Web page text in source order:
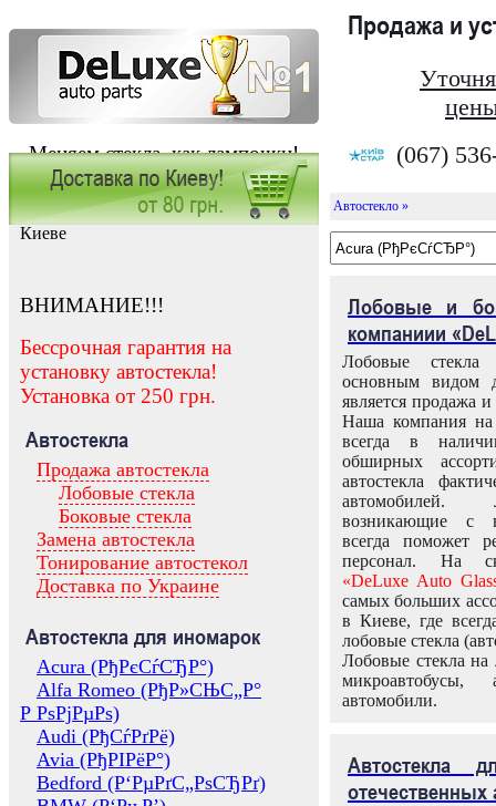
Меняем стекла, как лампочки!
Продажа и
(067)
Заказать установку автостекла в
Киеве
ВНИМАНИЕ!!!
Бессрочная гарантия на
установку автостекла!
Установка от 250 грн.
Автостекла
Продажа автостекла
Лобовые стекла
Боковые стекла
Замена автостекла
Тонирование автостекол
Доставка по Украине
Автостекла для иномарок
Acura (РђРєСѓСЂР°)
Alfa Romeo (РђР»СЊС„Р°
Р РѕРјРµРѕ)
Audi (РђСѓРґРё)
Avia (РђРІРёР°)
Bedford (Р‘РµРґС„РѕСЂРґ)
Автостекло »
Лобовые и
компаниии
Лобовые
основным видом
является продажа и
Наша компания на
всегда в
обширных
автостекла
возникающие с
всегда поможет
персонал. На
«DeLuxe Auto
самых больших
в Киеве, где
лобовые стекла
Лобовые стекла на
микроавтобусы,
автомобили.
Автостекла
отечественных